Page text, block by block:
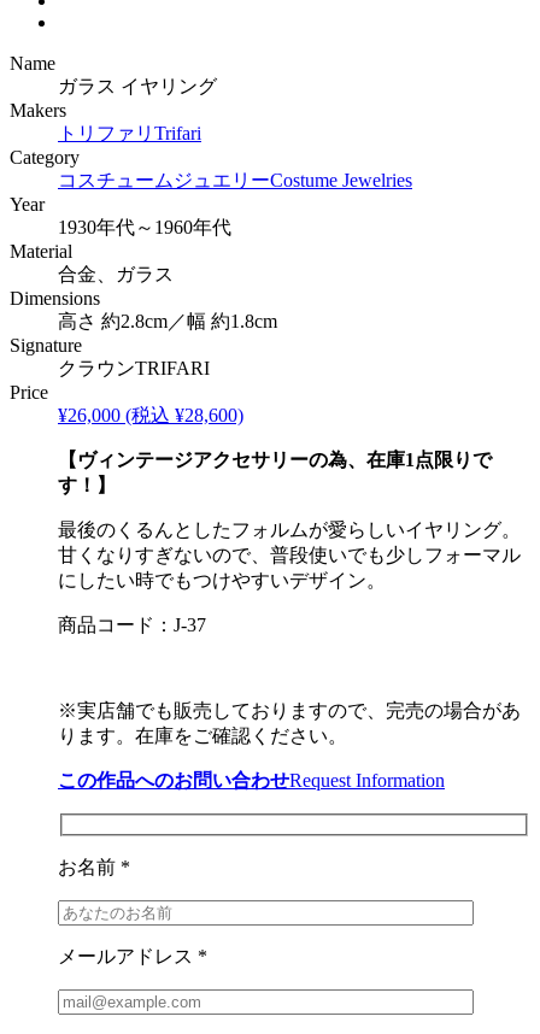
Name
ガラス イヤリング
Makers
トリファリ Trifari
Category
コスチュームジュエリーCostume Jewelries
Year
1930年代～1960年代
Material
合金、ガラス
Dimensions
高さ 約2.8cm／幅 約1.8cm
Signature
クラウンTRIFARI
Price
¥26,000 (税込 ¥28,600)
【ヴィンテージアクセサリーの為、在庫1点限りで
す！】
最後のくるんとしたフォルムが愛らしいイヤリング。
甘くなりすぎないので、普段使いでも少しフォーマル
にしたい時でもつけやすいデザイン。
商品コード：J-37
※実店舗でも販売しておりますので、完売の場合があ
ります。在庫をご確認ください。
この作品へのお問い合わせRequest Information
お名前 *
メールアドレス *